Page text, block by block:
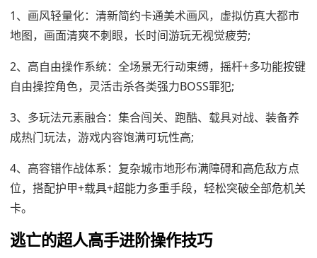
1、画风轻量化：清新简约卡通美术画风，虚拟仿真大都市
地图，画面清爽不刺眼，长时间游玩无视觉疲劳;
2、高自由操作系统：全场景无行动束缚，摇杆+多功能按键
自由操控角色，灵活击杀各类强力BOSS罪犯;
3、多玩法元素融合：集合闯关、跑酷、载具对战、装备养
成热门玩法，游戏内容饱满可玩性高;
4、高容错作战体系：复杂城市地形布满障碍和高危敌方点
位，搭配护甲+载具+超能力多重手段，轻松突破全部危机关
卡。
逃亡的超人高手进阶操作技巧